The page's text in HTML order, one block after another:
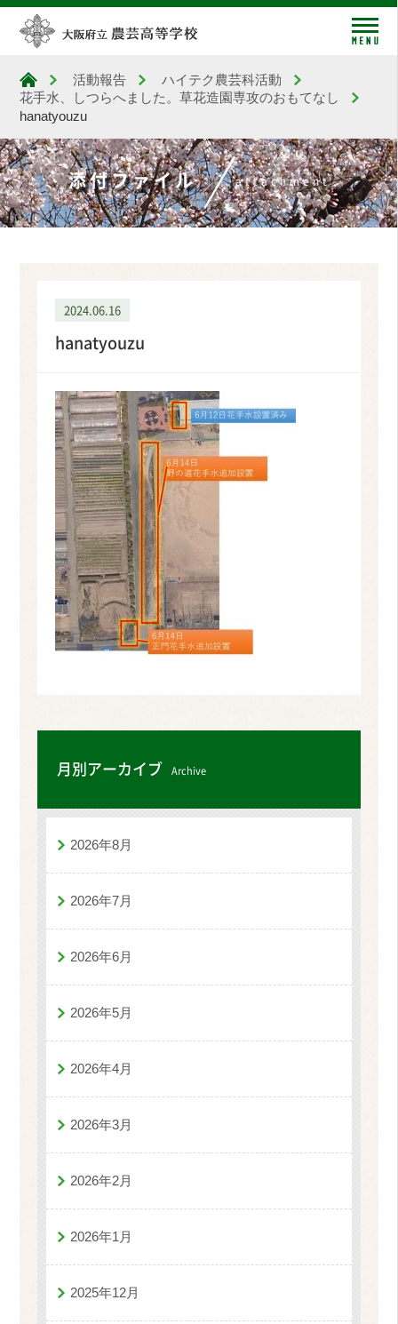
大阪府立農芸高等学校
活動報告
ハイテク農芸科活動
花手水、しつらへました。草花造園専攻のおもてなし
hanatyouzu
添付ファイル attachment
2024.06.16
hanatyouzu
月別アーカイブ Archive
2026年8月
2026年7月
2026年6月
2026年5月
2026年4月
2026年3月
2026年2月
2026年1月
2025年12月